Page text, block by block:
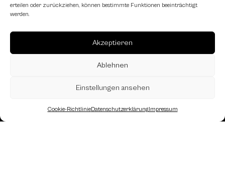
erteilen oder zurückziehen, können bestimmte Funktionen beeinträchtigt
werden.
Akzeptieren
Ablehnen
Einstellungen ansehen
Cookie-RichtlinieDatenschutzerklärungImpressum